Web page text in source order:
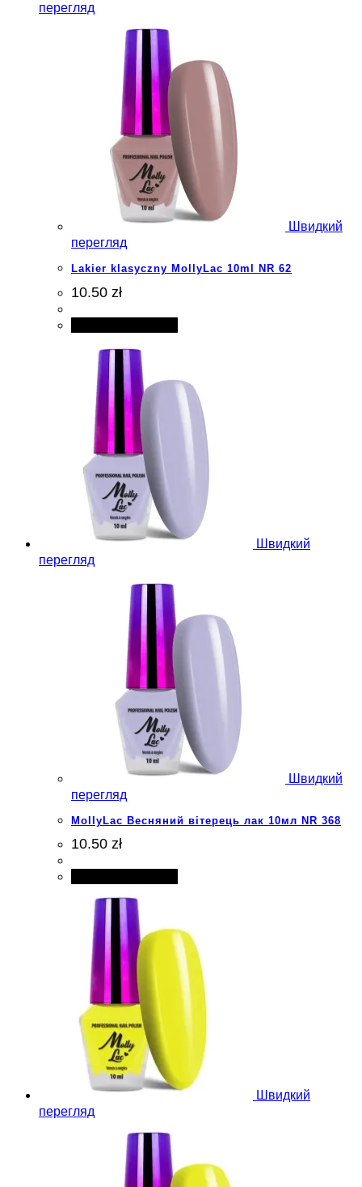
перегляд
Швидкий
перегляд
Lakier klasyczny MollyLac 10ml NR 62
10.50 zł
Швидкий
перегляд
Швидкий
перегляд
MollyLac Весняний вітерець лак 10мл NR 368
10.50 zł
Швидкий
перегляд